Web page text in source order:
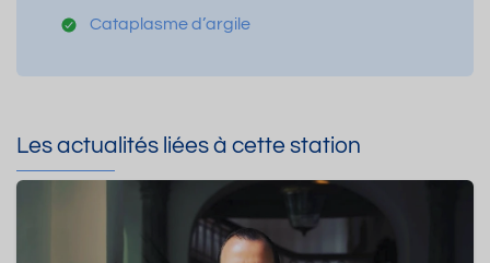
Cataplasme d’argile
Les actualités liées à cette station